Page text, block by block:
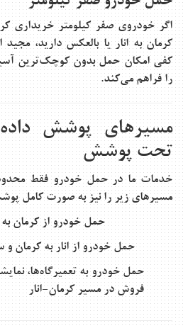
اگر خودروی صفر کیلومتر خریداری
کرمان به انار یا بالعکس دارید، مجید
کفی امکان حمل بدون کوچک‌ترین
را فراهم می‌کند.
مسیرهای پوشش
تحت پوشش
خدمات ما در حمل خودرو فقط محدود
مسیرهای زیر را نیز به صورت کامل
حمل خودرو از کرمان
حمل خودرو از انار به کرمان
حمل خودرو به تعمیرگاه‌ها،
فروش در مسیر کرمان-انار